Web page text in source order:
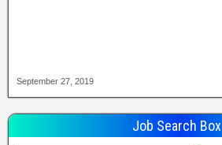
September 27, 2019
Job Search Box